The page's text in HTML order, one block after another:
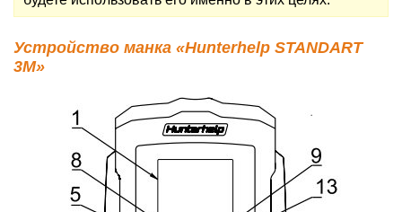
Устройство манка «Hunterhelp STANDART
3M»